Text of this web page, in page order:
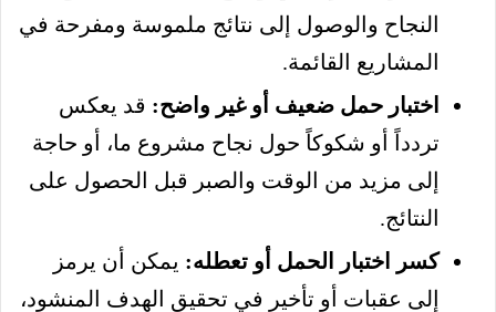
النجاح والوصول إلى نتائج ملموسة ومفرحة في
المشاريع القائمة.
اختبار حمل ضعيف أو غير واضح: قد يعكس
تردداً أو شكوكاً حول نجاح مشروع ما، أو حاجة
إلى مزيد من الوقت والصبر قبل الحصول على
النتائج.
كسر اختبار الحمل أو تعطله: يمكن أن يرمز
إلى عقبات أو تأخير في تحقيق الهدف المنشود،